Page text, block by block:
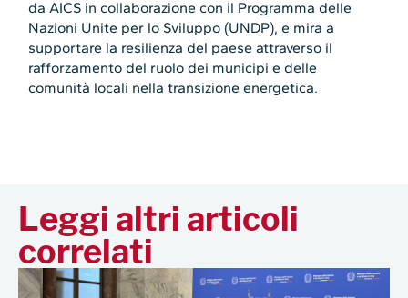
da AICS in collaborazione con il Programma delle
Nazioni Unite per lo Sviluppo (UNDP), e mira a
supportare la resilienza del paese attraverso il
rafforzamento del ruolo dei municipi e delle
comunità locali nella transizione energetica.
Leggi altri articoli
correlati